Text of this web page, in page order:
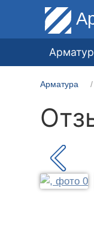
Арматура